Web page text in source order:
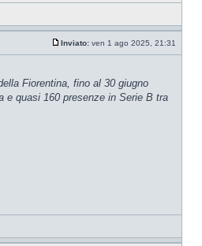
Inviato: ven 1 ago 2025, 21:31
Fiorentina, fino al 30 giugno
e quasi 160 presenze in Serie B tra